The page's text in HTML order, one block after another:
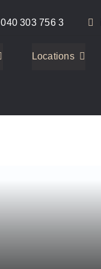
040 303 756 3
Locations